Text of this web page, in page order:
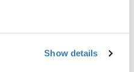
Show details